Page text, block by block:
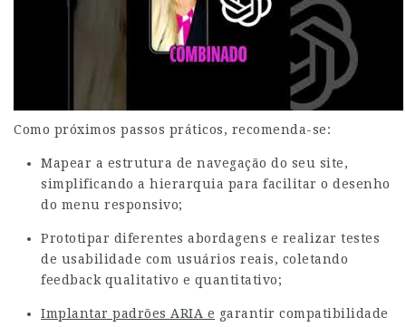
Como próximos passos práticos, recomenda-se:
Mapear a estrutura de navegação do seu site,
simplificando a hierarquia para facilitar o desenho
do menu responsivo;
Prototipar diferentes abordagens e realizar testes
de usabilidade com usuários reais, coletando
feedback qualitativo e quantitativo;
Implantar padrões ARIA e garantir compatibilidade